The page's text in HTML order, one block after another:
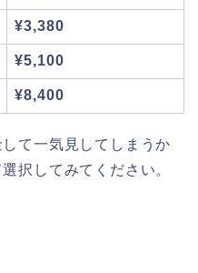
¥3,380
¥5,100
¥8,400
て一気見してしまうか
択してみてください。